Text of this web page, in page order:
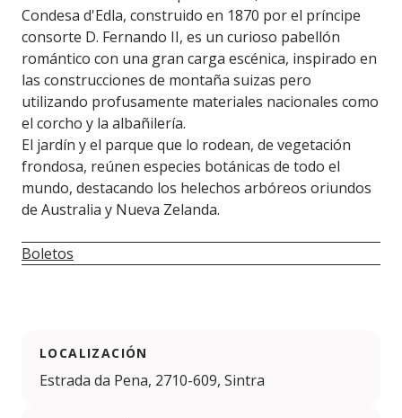
Condesa d'Edla, construido en 1870 por el príncipe
consorte D. Fernando II, es un curioso pabellón
romántico con una gran carga escénica, inspirado en
las construcciones de montaña suizas pero
utilizando profusamente materiales nacionales como
el corcho y la albañilería.
El jardín y el parque que lo rodean, de vegetación
frondosa, reúnen especies botánicas de todo el
mundo, destacando los helechos arbóreos oriundos
de Australia y Nueva Zelanda.
Boletos
LOCALIZACIÓN
Estrada da Pena, 2710-609, Sintra